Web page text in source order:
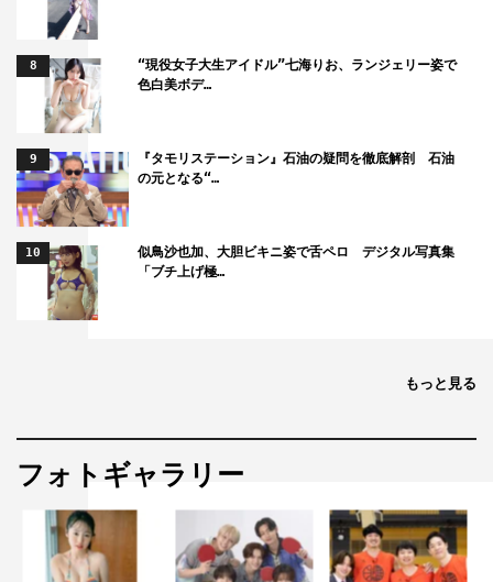
喜んでくれました。でも、私が10代の頃は貞子はブラウ
ン管から出てきたけど、今テレビ薄いけどどうやって出て
くるんだろ？って思いましたね」と。
これに対し中田監督は「貞子は、今回は奥行きのある箱
に入った薄型テレビから出てきました。パソコン画面から
出てきたり、過去にもいろいろありましたが、この問題は
常に制作チームが抱えていて、20年なかなか解けない問
題です」と知られざる苦難を明かした。
過去シリーズの中で『リング』（98）を含め3作品を手
シリーズの卒業生っぽく思ってたんですけど、『貞子
『リング』ファンにも楽しんでもらえるように、かつ、時
代の変遷をどう表現するか悩みながら臨みましたが、楽し
くやらせていただきました」と思いを明かした。
8
“現役女子大生アイドル”七海りお、ランジェリー姿で
色白美ボデ…
9
『タモリステーション』石油の疑問を徹底解剖 石油
の元となる“…
10
似鳥沙也加、大胆ビキニ姿で舌ペロ デジタル写真集
「ブチ上げ極…
もっと見る
フォトギャラリー